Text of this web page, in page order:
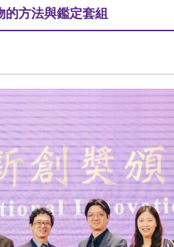
方法與鑑定套組